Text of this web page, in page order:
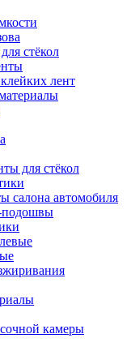
стёкол
лент
для стёкол
салона автомобиля
подошвы
камеры